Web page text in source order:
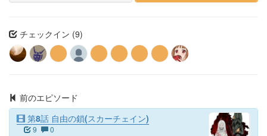
チェックイン (9)
前のエピソード
第8話 自由の鎖(スカーチェイン)
9 0